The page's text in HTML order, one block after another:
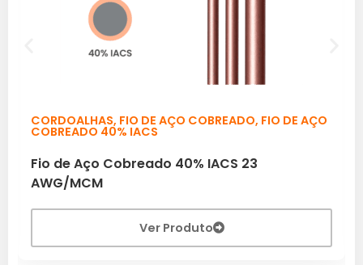
CORDOALHAS, FIO DE AÇO COBREADO, FIO DE AÇO
COBREADO 40% IACS
Fio de Aço Cobreado 40% IACS 23
AWG/MCM
Ver Produto